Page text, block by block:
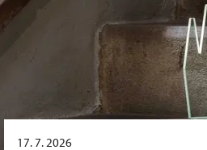
17. 7. 2026